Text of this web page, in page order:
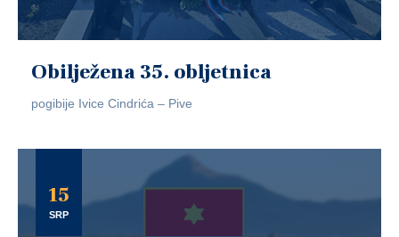
Obilježena 35. obljetnica
pogibije Ivice Cindrića – Pive
15
SRP